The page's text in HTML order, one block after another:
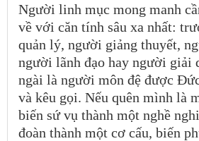
Người linh mục mong manh
về với căn tính sâu xa nhất:
quản lý, người giảng thuyết,
người lãnh đạo hay người giải
ngài là người môn đệ được
và kêu gọi. Nếu quên mình là
biến sứ vụ thành một nghề
đoàn thành một cơ cấu, biến